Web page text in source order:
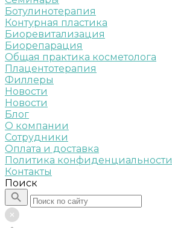
Ботулинотерапия
Контурная пластика
Биоревитализация
Биорепарация
Общая практика косметолога
Плацентотерапия
Филлеры
Новости
Новости
Блог
О компании
Сотрудники
Оплата и доставка
Политика конфиденциальности
Контакты
Поиск